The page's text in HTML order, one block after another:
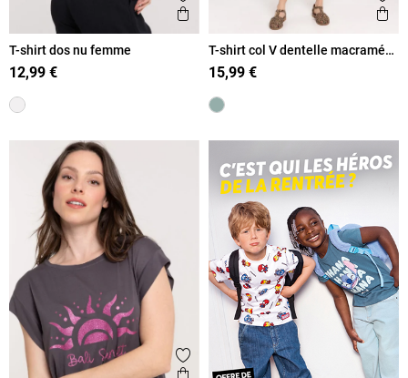
Ajouter aux favoris
Aperçu rapide
T-shirt dos nu femme
12,99 €
T-shirt col V dentelle macramé
femme
15,99 €
Ajouter aux favoris